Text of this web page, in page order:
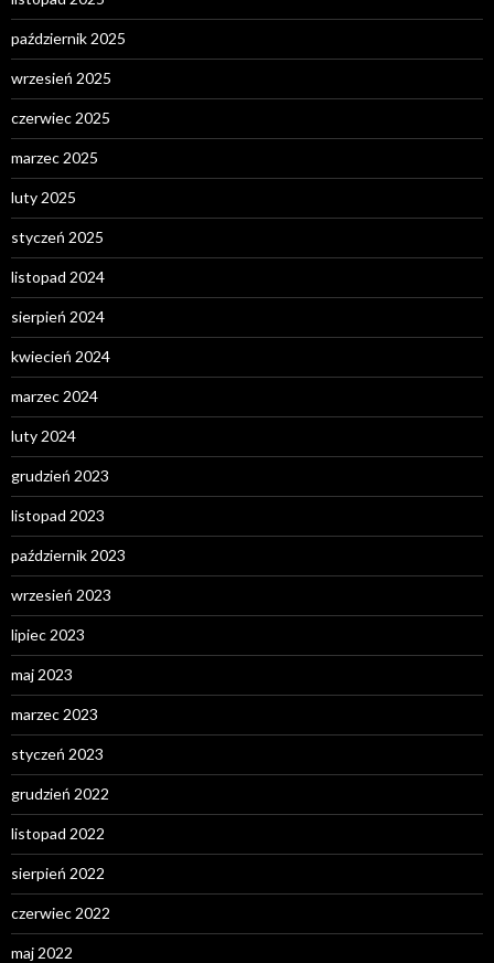
październik 2025
wrzesień 2025
czerwiec 2025
marzec 2025
luty 2025
styczeń 2025
listopad 2024
sierpień 2024
kwiecień 2024
marzec 2024
luty 2024
grudzień 2023
listopad 2023
październik 2023
wrzesień 2023
lipiec 2023
maj 2023
marzec 2023
styczeń 2023
grudzień 2022
listopad 2022
sierpień 2022
czerwiec 2022
maj 2022